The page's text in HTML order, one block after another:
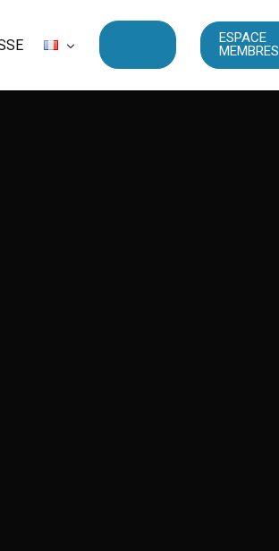
ESPACE
MEMBRES